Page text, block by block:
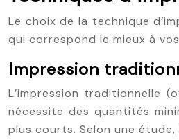
Le choix de la technique
qui correspond le mieux à
Impression
L’impression traditionnelle
nécessite des quantités
plus courts. Selon une